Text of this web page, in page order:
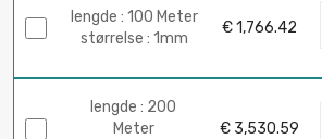
lengde : 100 Meter
størrelse : 1mm
€ 1,766.42
lengde : 200
Meter
€ 3,530.59